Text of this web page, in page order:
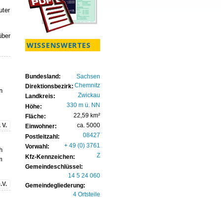
WISSENSWERTES
Bundesland:
Sachsen
Direktionsbezirk: Chemnitz
Landkreis:
Zwickau
Höhe:
330 m ü. NN
Fläche:
22,59 km²
Einwohner:
ca. 5000
Postleitzahl:
08427
Vorwahl:
+ 49 (0) 3761
Kfz-Kennzeichen:
Z
Gemeindeschlüssel:
14 5 24 060
Gemeindegliederung:
4 Ortsteile